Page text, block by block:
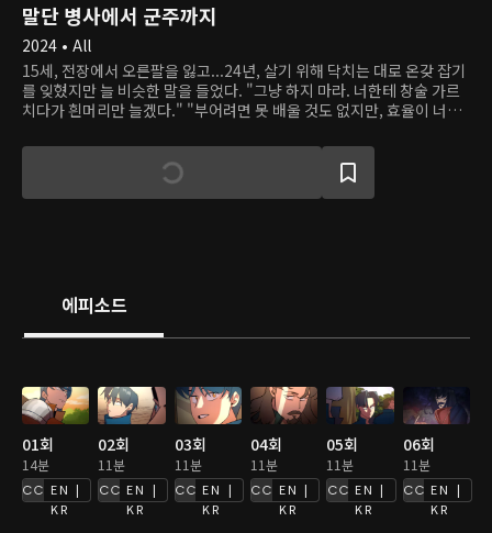
말단 병사에서 군주까지
2024 • All
15세, 전장에서 오른팔을 잃고...24년, 살기 위해 닥치는 대로 온갖 잡기
를 잊혔지만 늘 비슷한 말을 들었다. "그냥 하지 마라. 너한테 창술 가르
치다가 흰머리만 늘겠다." "부어려면 못 배울 것도 없지만, 효율이 너무
냥 평범하게 살아." 그렇게 39세, 왼팔마저 잘리고 벼랑으로 떨어졌다.
정체 모를 아티팩트를 삼킨 채...
에피소드
01회
14분
EN |
KR
02회
11분
EN |
KR
03회
11분
EN |
KR
04회
11분
EN |
KR
05회
11분
EN |
KR
06회
11분
EN |
KR